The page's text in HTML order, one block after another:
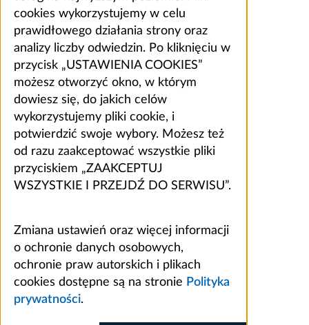
cookies wykorzystujemy w celu
prawidłowego działania strony oraz
analizy liczby odwiedzin. Po kliknięciu w
przycisk „USTAWIENIA COOKIES”
możesz otworzyć okno, w którym
dowiesz się, do jakich celów
wykorzystujemy pliki cookie, i
potwierdzić swoje wybory. Możesz też
od razu zaakceptować wszystkie pliki
przyciskiem „ZAAKCEPTUJ
WSZYSTKIE I PRZEJDŹ DO SERWISU”.
Zmiana ustawień oraz więcej informacji
o ochronie danych osobowych,
ochronie praw autorskich i plikach
cookies dostępne są na stronie Polityka
prywatności.